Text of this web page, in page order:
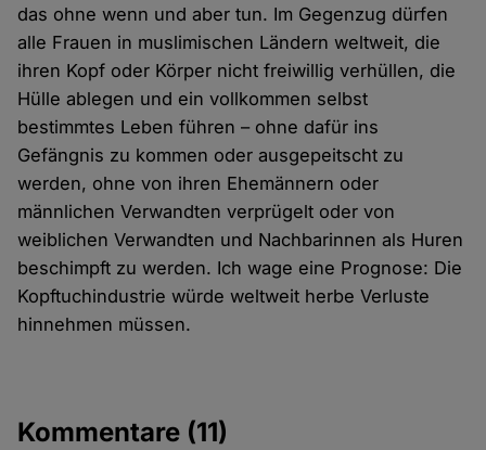
das ohne wenn und aber tun. Im Gegenzug dürfen
alle Frauen in muslimischen Ländern weltweit, die
ihren Kopf oder Körper nicht freiwillig verhüllen, die
Hülle ablegen und ein vollkommen selbst
bestimmtes Leben führen – ohne dafür ins
Gefängnis zu kommen oder ausgepeitscht zu
werden, ohne von ihren Ehemännern oder
männlichen Verwandten verprügelt oder von
weiblichen Verwandten und Nachbarinnen als Huren
beschimpft zu werden. Ich wage eine Prognose: Die
Kopftuchindustrie würde weltweit herbe Verluste
hinnehmen müssen.
Kommentare (11)